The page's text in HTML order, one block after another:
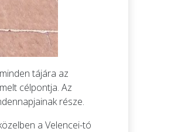
tájára az
célpontja. Az
része.
a Velencei-tó